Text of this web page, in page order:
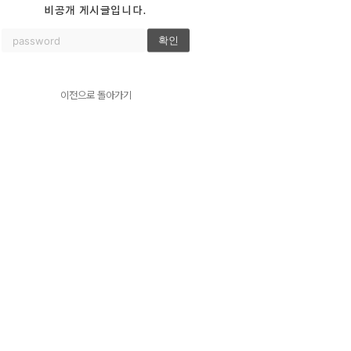
비공개 게시글입니다.
확인
이전으로 돌아가기